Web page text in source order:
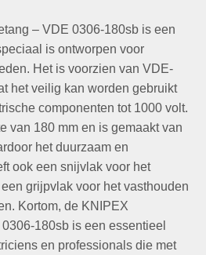
– VDE 0306-180sb is een
is ontworpen voor
Het is voorzien van VDE-
het veilig kan worden gebruikt
componenten tot 1000 volt.
van 180 mm en is gemaakt van
het duurzaam en
ook een snijvlak voor het
grijpvlak voor het vasthouden
Kortom, de KNIPEX
180sb is een essentieel
en professionals die met